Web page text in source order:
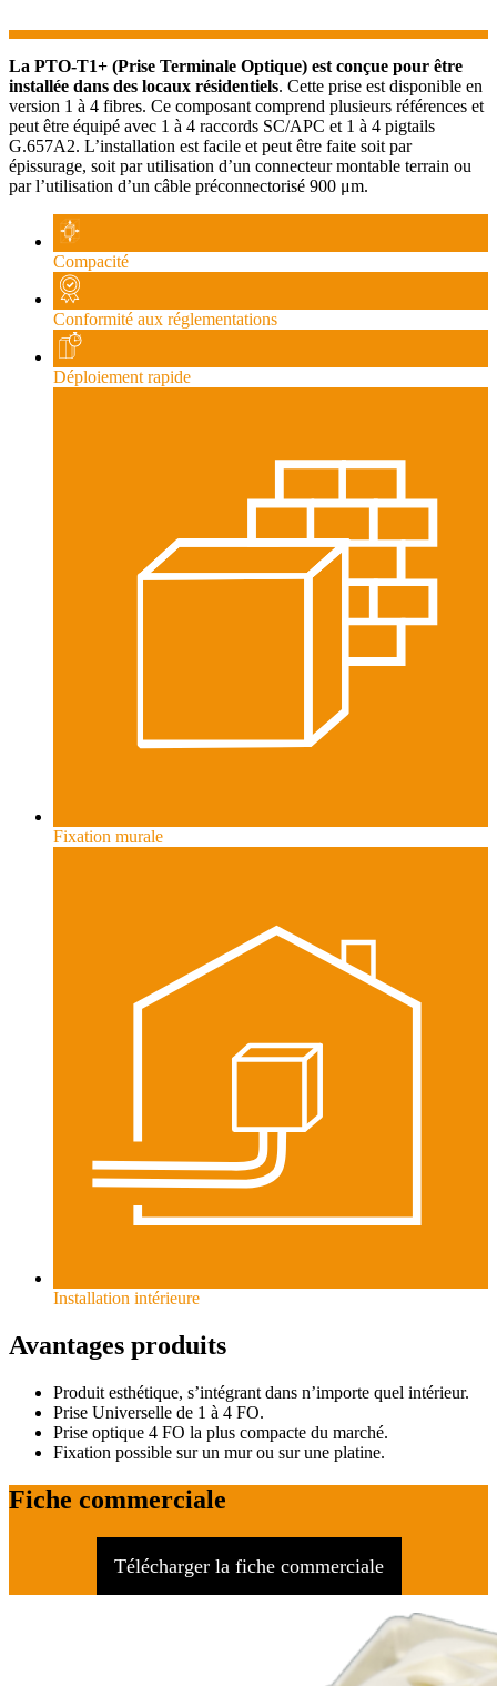
La PTO-T1+ (Prise Terminale Optique) est conçue pour être
installée dans des locaux résidentiels. Cette prise est disponible en
version 1 à 4 fibres. Ce composant comprend plusieurs références et
peut être équipé avec 1 à 4 raccords SC/APC et 1 à 4 pigtails
G.657A2. L’installation est facile et peut être faite soit par
épissurage, soit par utilisation d’un connecteur montable terrain ou
par l’utilisation d’un câble préconnectorisé 900 μm.
Compacité
Conformité aux réglementations
Déploiement rapide
Fixation murale
Installation intérieure
Avantages produits
Produit esthétique, s’intégrant dans n’importe quel intérieur.
Prise Universelle de 1 à 4 FO.
Prise optique 4 FO la plus compacte du marché.
Fixation possible sur un mur ou sur une platine.
Fiche commerciale
Télécharger la fiche commerciale